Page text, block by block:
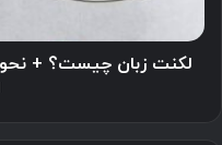
افراد
دارای
لکنت زبان چیست؟ + نحوه